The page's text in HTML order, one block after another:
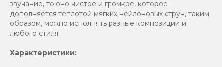
звучание, то оно чистое и громкое, которое
дополняется теплотой мягких нейлоновых струн, таким
образом, можно исполнять разные композиции и
любого стиля.
Характеристики: